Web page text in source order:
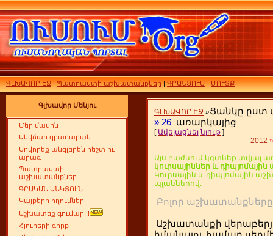
ԳԼԽԱՎՈՐ ԷՋ|Պատրաստի աշխատանքներ|ԳՐԱՆՑՈՒՄ|ՄՈՒՏՔ
Գլխավոր Մենյու
Մեր մասին
Անվճար գրադարան
Սովորեք անգլերեն հեշտ ու
արագ
Պատրաստի
աշխատանքներ
ԳՐԱԿԱՆ ԱՆԿՅՈՒՆ
Կայքերի հղումներ
Աշխատեք գումար!!!
Հյուրերի գիրք
ԳԼԽԱՎՈՐ ԷՋ »Ցանկը ըստ
» 26 առարկայից
[ Ավելացնել նյութ ]
2012 »
Այս բաժնում կգտնեք տվյալ
կուրսայիններ և
Կուրսային և դիպլոմային
պլաններով:
Բոլոր
Աշխատանքի